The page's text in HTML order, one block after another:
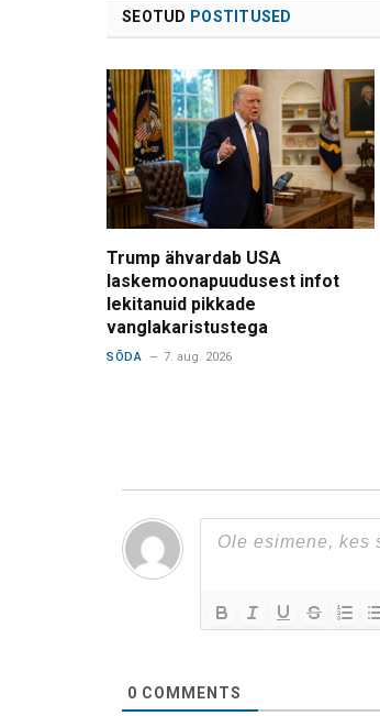
SEOTUD POSTITUSED
Trump ähvardab USA
laskemoonapuudusest infot
lekitanuid pikkade
vanglakaristustega
SÕDA 7. aug. 2026
0 COMMENTS